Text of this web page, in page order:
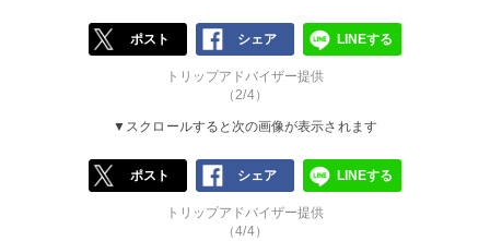
ポスト シェア LINEする
トリップアドバイザー提供
（2/4）
▼スクロールすると次の画像が表示されます
ポスト シェア LINEする
トリップアドバイザー提供
（4/4）